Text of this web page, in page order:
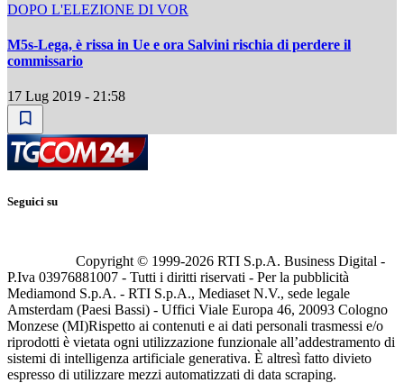
DOPO L'ELEZIONE DI VOR
M5s-Lega, è rissa in Ue e ora Salvini rischia di perdere il
commissario
17 Lug 2019 - 21:58
Seguici su
Copyright © 1999-2026 RTI S.p.A. Business Digital -
P.Iva 03976881007 - Tutti i diritti riservati - Per la pubblicità
Mediamond S.p.A. - RTI S.p.A., Mediaset N.V., sede legale
Amsterdam (Paesi Bassi) - Uffici Viale Europa 46, 20093 Cologno
Monzese (MI)Rispetto ai contenuti e ai dati personali trasmessi e/o
riprodotti è vietata ogni utilizzazione funzionale all’addestramento di
sistemi di intelligenza artificiale generativa. È altresì fatto divieto
espresso di utilizzare mezzi automatizzati di data scraping.